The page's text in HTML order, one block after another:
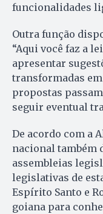
funcionalidades
Outra função
“Aqui você faz a
apresentar
transformadas
propostas
seguir eventual
De acordo com a
nacional também
assembleias
legislativas de
Espírito Santo e
goiana para